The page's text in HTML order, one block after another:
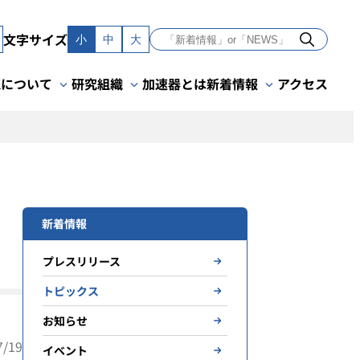
文字サイズ 小 中 大
ついて 研究組織 加速器とは新着情報 アクセス
19
新着情報
プレスリリース
トピックス
お知らせ
イベント